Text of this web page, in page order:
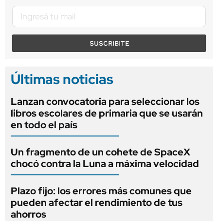
SUSCRIBITE
Últimas noticias
Lanzan convocatoria para seleccionar los
libros escolares de primaria que se usarán
en todo el país
Un fragmento de un cohete de SpaceX
chocó contra la Luna a máxima velocidad
Plazo fijo: los errores más comunes que
pueden afectar el rendimiento de tus
ahorros